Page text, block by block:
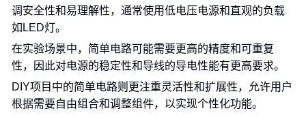
调安全性和易理解性，通常使用低电压电源和直观的负载
如LED灯。
在实验场景中，简单电路可能需要更高的精度和可重复
性，因此对电源的稳定性和导线的导电性能有更高要求。
DIY项目中的简单电路则更注重灵活性和扩展性，允许用户
根据需要自由组合和调整组件，以实现个性化功能。